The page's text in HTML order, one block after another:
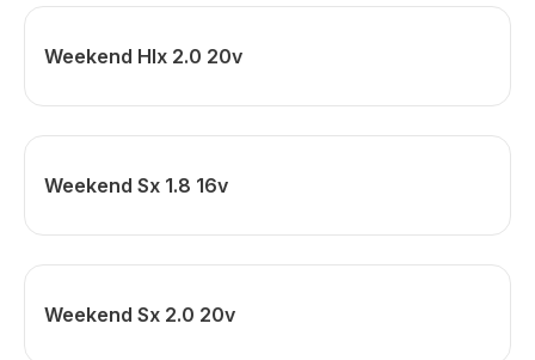
Weekend Hlx 2.0 20v
Weekend Sx 1.8 16v
Weekend Sx 2.0 20v